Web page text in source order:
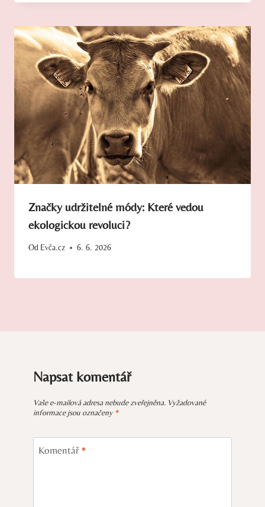
Značky udržitelné módy: Které vedou
ekologickou revoluci?
Od Evča.cz 6. 6. 2026
Napsat komentář
Vaše e-mailová adresa nebude zveřejněna. Vyžadované
informace jsou označeny *
Komentář *